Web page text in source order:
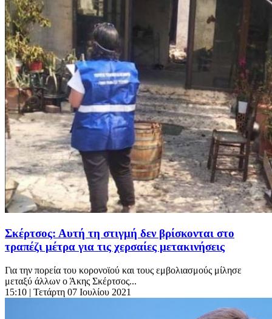
Σκέρτσος: Αυτή τη στιγμή δεν βρίσκονται στο
τραπέζι μέτρα για τις χερσαίες μετακινήσεις
Για την πορεία του κορονοϊού και τους εμβολιασμούς μίλησε
μεταξύ άλλων ο Άκης Σκέρτσος...
15:10 | Τετάρτη 07 Ιουλίου 2021